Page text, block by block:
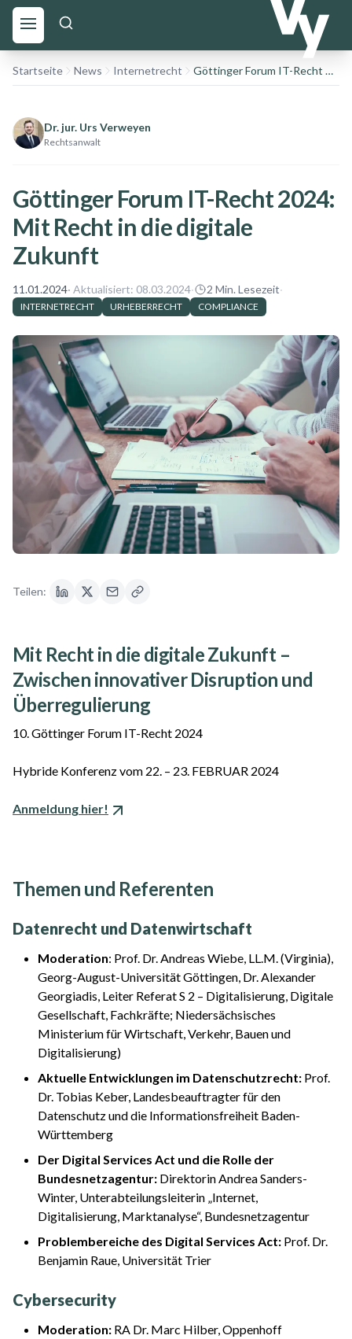
Startseite News Internetrecht Göttinger Forum IT-Recht 2024: Mit Recht in die digitale Zukunft
Dr. jur. Urs Verweyen
Rechtsanwalt
Göttinger Forum IT-Recht 2024:
Mit Recht in die digitale
Zukunft
11.01.2024· Aktualisiert: 08.03.2024· 2 Min. Lesezeit·
INTERNETRECHT URHEBERRECHT COMPLIANCE
Teilen:
Mit Recht in die digitale Zukunft –
Zwischen innovativer Disruption und
Überregulierung
10. Göttinger Forum IT-Recht 2024
Hybride Konferenz vom 22. – 23. FEBRUAR 2024
Anmeldung hier!
Themen und Referenten
Datenrecht und Datenwirtschaft
Moderation: Prof. Dr. Andreas Wiebe, LL.M. (Virginia),
Georg-August-Universität Göttingen, Dr. Alexander
Georgiadis, Leiter Referat S 2 – Digitalisierung, Digitale
Gesellschaft, Fachkräfte; Niedersächsisches
Ministerium für Wirtschaft, Verkehr, Bauen und
Digitalisierung)
Aktuelle Entwicklungen im Datenschutzrecht: Prof.
Dr. Tobias Keber, Landesbeauftragter für den
Datenschutz und die Informationsfreiheit Baden-
Württemberg
Der Digital Services Act und die Rolle der
Bundesnetzagentur: Direktorin Andrea Sanders-
Winter, Unterabteilungsleiterin „Internet,
Digitalisierung, Marktanalyse“, Bundesnetzagentur
Problembereiche des Digital Services Act​: Prof. Dr.
Benjamin Raue, Universität Trier
Cybersecurity
Moderation: RA Dr. Marc Hilber, Oppenhoff